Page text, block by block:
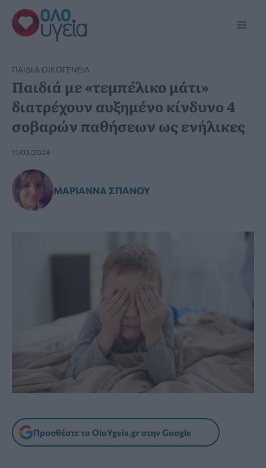
Μετάβαση
στο
περιεχόμενο
ΠΑΙΔΊ & ΟΙΚΟΓΈΝΕΙΑ
Παιδιά με «τεμπέλικο μάτι»
διατρέχουν αυξημένο κίνδυνο 4
σοβαρών παθήσεων ως ενήλικες
11/03/2024
ΜΑΡΙΆΝΝΑ ΣΠΑΝΟΎ
Προσθέστε το OloYgeia.gr στην Google